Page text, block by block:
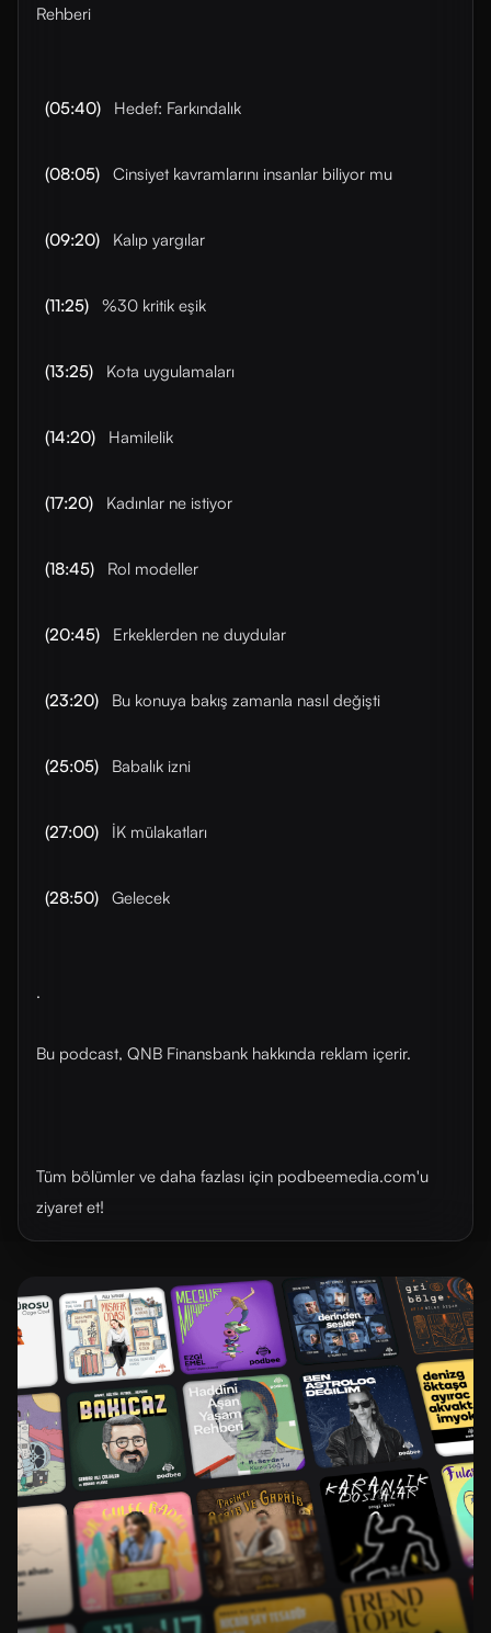
Rehberi
(05:40) Hedef: Farkındalık
(08:05) Cinsiyet kavramlarını insanlar biliyor mu
(09:20) Kalıp yargılar
(11:25) %30 kritik eşik
(13:25) Kota uygulamaları
(14:20) Hamilelik
(17:20) Kadınlar ne istiyor
(18:45) Rol modeller
(20:45) Erkeklerden ne duydular
(23:20) Bu konuya bakış zamanla nasıl değişti
(25:05) Babalık izni
(27:00) İK mülakatları
(28:50) Gelecek
.
Bu podcast, QNB Finansbank hakkında reklam içerir.
Tüm bölümler ve daha fazlası için ⁠⁠podbeemedia.com⁠⁠'u
ziyaret et!